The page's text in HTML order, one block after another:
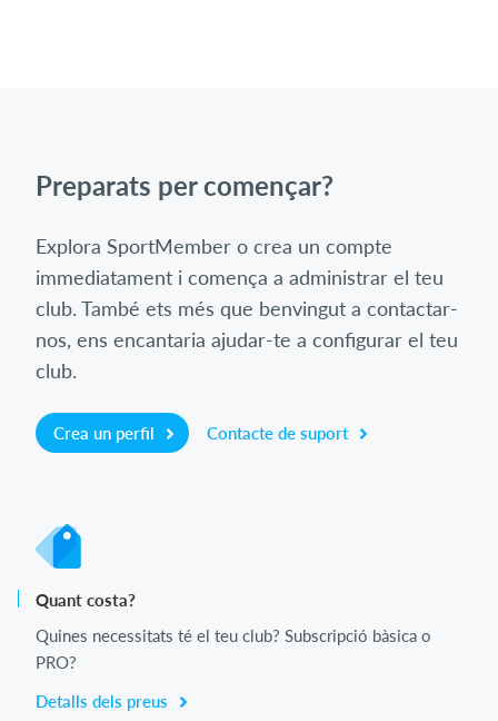
Preparats per començar?
Explora SportMember o crea un compte
immediatament i comença a administrar el teu
club. També ets més que benvingut a contactar-
nos, ens encantaria ajudar-te a configurar el teu
club.
Crea un perfil Contacte de suport
Quant costa?
Quines necessitats té el teu club? Subscripció bàsica o
PRO?
Detalls dels preus